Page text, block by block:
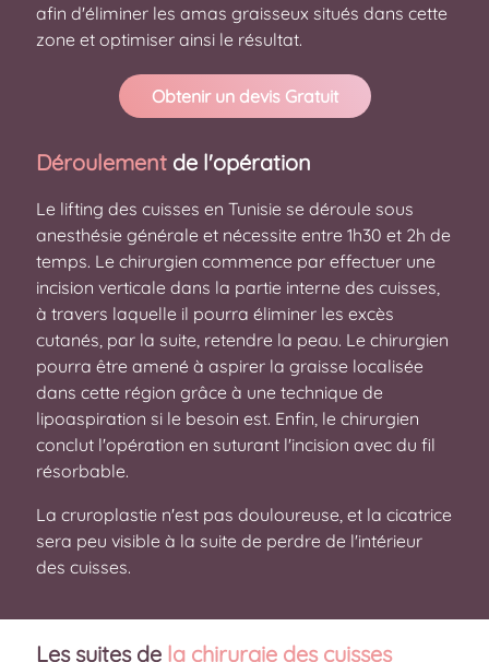
afin d'éliminer les amas graisseux situés dans cette
zone et optimiser ainsi le résultat.
Obtenir un devis Gratuit
Déroulement de l'opération
Le lifting des cuisses en Tunisie se déroule sous
anesthésie générale et nécessite entre 1h30 et 2h de
temps. Le chirurgien commence par effectuer une
incision verticale dans la partie interne des cuisses,
à travers laquelle il pourra éliminer les excès
cutanés, par la suite, retendre la peau. Le chirurgien
pourra être amené à aspirer la graisse localisée
dans cette région grâce à une technique de
lipoaspiration si le besoin est. Enfin, le chirurgien
conclut l'opération en suturant l'incision avec du fil
résorbable.
La cruroplastie n'est pas douloureuse, et la cicatrice
sera peu visible à la suite de perdre de l'intérieur
des cuisses.
Les suites de la chirurgie des cuisses